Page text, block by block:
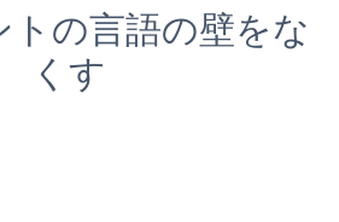
トの言語の壁をな
くす